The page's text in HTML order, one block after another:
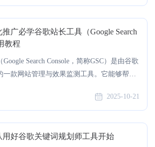
： 关键词选择不精准引来无效流量；忽视地
导致跳出率飙升；以及最致命的——广告效
到位，如同盲人摸象。 系统掌握从开户、
优化到数据复盘的完整流程，已成为外贸企
广必学谷歌站长工具（Google Search
教程
Search Console，简称GSC）是由谷歌
一款网站管理与效果监测工具。它能够帮助
包括页面收录、搜索流量、关键词排名、抓
适配等信息。需要注意的是，谷歌站长工具
并优化网站，从而间接提升搜索表现。一．
2025-10-21
用好谷歌关键词规划师工具开始